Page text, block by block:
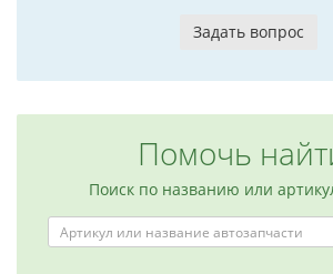
Задать вопрос
Помочь
Поиск по названию или